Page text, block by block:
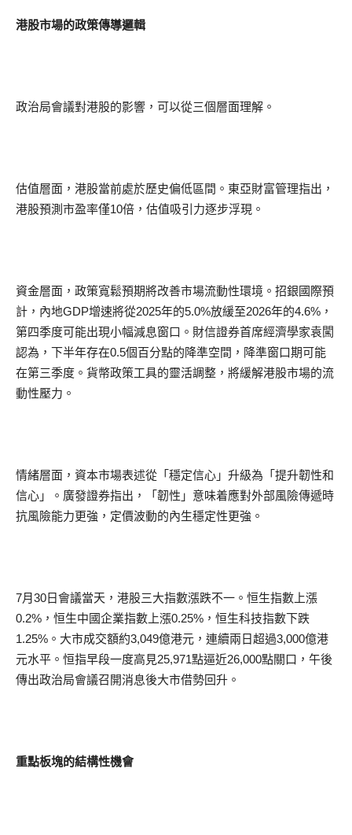
港股市場的政策傳導邏輯
政治局會議對港股的影響，可以從三個層面理解。
估值層面，港股當前處於歷史偏低區間。東亞財富管理指出，
港股預測市盈率僅10倍，估值吸引力逐步浮現。
資金層面，政策寬鬆預期將改善市場流動性環境。招銀國際預
計，內地GDP增速將從2025年的5.0%放緩至2026年的4.6%，
第四季度可能出現小幅減息窗口。財信證券首席經濟學家袁闖
認為，下半年存在0.5個百分點的降準空間，降準窗口期可能
在第三季度。貨幣政策工具的靈活調整，將緩解港股市場的流
動性壓力。
情緒層面，資本市場表述從「穩定信心」升級為「提升韌性和
信心」。廣發證券指出，「韌性」意味着應對外部風險傳遞時
抗風險能力更強，定價波動的內生穩定性更強。
7月30日會議當天，港股三大指數漲跌不一。恒生指數上漲
0.2%，恒生中國企業指數上漲0.25%，恒生科技指數下跌
1.25%。大市成交額約3,049億港元，連續兩日超過3,000億港
元水平。恒指早段一度高見25,971點逼近26,000點關口，午後
傳出政治局會議召開消息後大市借勢回升。
重點板塊的結構性機會